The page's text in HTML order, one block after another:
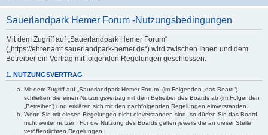
Sauerlandpark Hemer Forum -Nutzungsbedingungen
Mit dem Zugriff auf „Sauerlandpark Hemer Forum“
(„https://ehrenamt.sauerlandpark-hemer.de“) wird zwischen Ihnen und dem
Betreiber ein Vertrag mit folgenden Regelungen geschlossen:
1. NUTZUNGSVERTRAG
Mit dem Zugriff auf „Sauerlandpark Hemer Forum“ (im Folgenden „das Board“)
schließen Sie einen Nutzungsvertrag mit dem Betreiber des Boards ab (im Folgenden
„Betreiber“) und erklären sich mit den nachfolgenden Regelungen einverstanden.
Wenn Sie mit diesen Regelungen nicht einverstanden sind, so dürfen Sie das Board
nicht weiter nutzen. Für die Nutzung des Boards gelten jeweils die an dieser Stelle
veröffentlichten Regelungen.